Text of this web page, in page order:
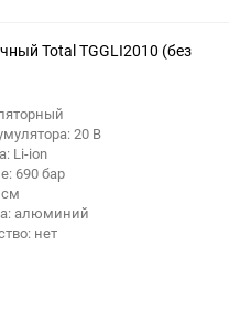
Total TGGLI2010 (без
20 В
Li-ion
690 бар
алюминий
нет